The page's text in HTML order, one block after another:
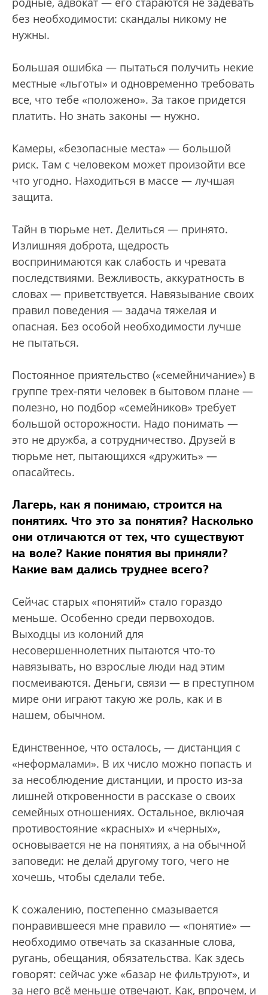
без необходимости: скандалы никому не
нужны.
Большая ошибка — пытаться получить некие
местные «льготы» и одновременно требовать
все, что тебе «положено». За такое придется
платить. Но знать законы — нужно.
Камеры, «безопасные места» — большой
риск. Там с человеком может произойти все
что угодно. Находиться в массе — лучшая
защита.
Тайн в тюрьме нет. Делиться — принято.
Излишняя доброта, щедрость
воспринимаются как слабость и чревата
последствиями. Вежливость, аккуратность в
словах — приветствуется. Навязывание своих
правил поведения — задача тяжелая и
опасная. Без особой необходимости лучше
не пытаться.
Постоянное приятельство («семейничание») в
группе трех-пяти человек в бытовом плане —
полезно, но подбор «семейников» требует
большой осторожности. Надо понимать —
это не дружба, а сотрудничество. Друзей в
тюрьме нет, пытающихся «дружить» —
опасайтесь.
Лагерь, как я понимаю, строится на
понятиях. Что это за понятия? Насколько
они отличаются от тех, что существуют
на воле? Какие понятия вы приняли?
Какие вам дались труднее всего?
Сейчас старых «понятий» стало гораздо
меньше. Особенно среди первоходов.
Выходцы из колоний для
несовершеннолетних пытаются что-то
навязывать, но взрослые люди над этим
посмеиваются. Деньги, связи — в преступном
мире они играют такую же роль, как и в
нашем, обычном.
Единственное, что осталось, — дистанция с
«неформалами». В их число можно попасть и
за несоблюдение дистанции, и просто из-за
лишней откровенности в рассказе о своих
семейных отношениях. Остальное, включая
противостояние «красных» и «черных»,
основывается не на понятиях, а на обычной
заповеди: не делай другому того, чего не
хочешь, чтобы сделали тебе.
К сожалению, постепенно смазывается
понравившееся мне правило — «понятие» —
необходимо отвечать за сказанные слова,
ругань, обещания, обязательства. Как здесь
говорят: сейчас уже «базар не фильтруют», и
за него всё меньше отвечают. Как, впрочем, и